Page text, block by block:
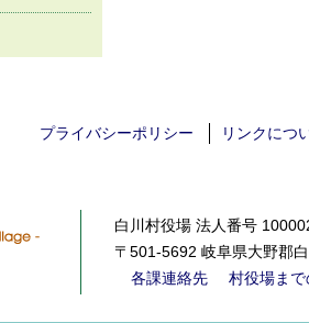
プライバシーポリシー リンクにつ
白川村役場 法人番号
〒501-5692 岐阜県大野郡
各課連絡先
村役場まで